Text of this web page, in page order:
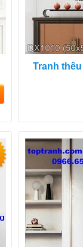
Tranh